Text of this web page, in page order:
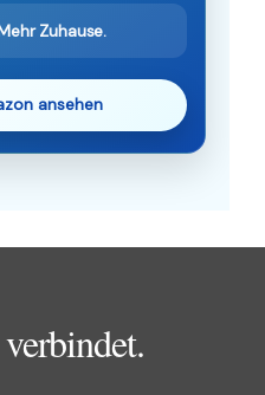
Zuhause.
ansehen